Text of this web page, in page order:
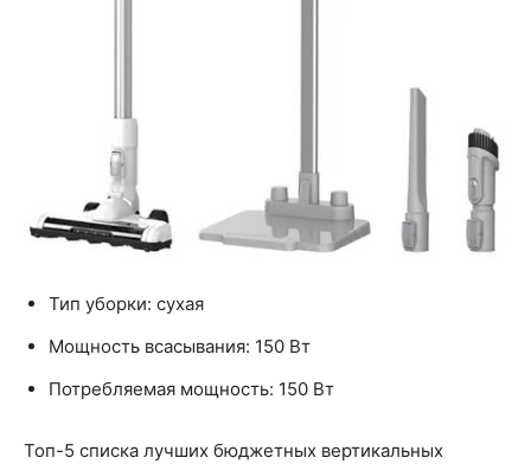
Тип уборки: сухая
Мощность всасывания: 150 Вт
Потребляемая мощность: 150 Вт
Топ-5 списка лучших бюджетных вертикальных